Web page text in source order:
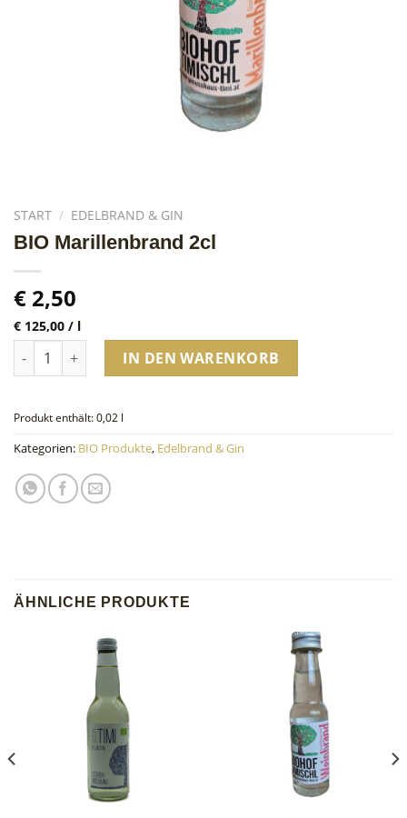
START / EDELBRAND & GIN
BIO Marillenbrand 2cl
€ 2,50
€ 125,00/ l
BIO Marillenbrand 2cl MengeIN DEN WARENKORB
Produkt enthält: 0,02 l
Kategorien: BIO Produkte, Edelbrand & Gin
ÄHNLICHE PRODUKTE